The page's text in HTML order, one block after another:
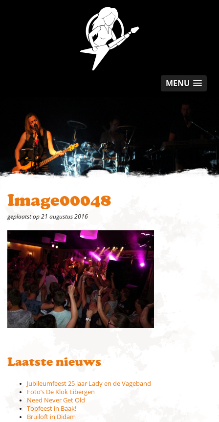
MENU
Image00048
geplaatst op 21 augustus 2016
Laatste nieuws
Jubileumfeest 25 jaar Lady en de Vageband
Foto’s De Klok Eibergen
Need Never Get Old
Topfeest in Baak!
Bruiloft in Didam